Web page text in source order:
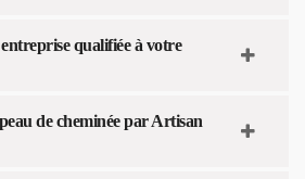
qualifiée à votre
de cheminée par Artisan